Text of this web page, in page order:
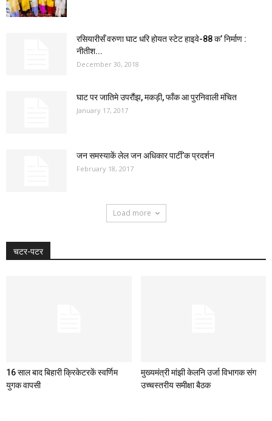
रसियारीसँ वरुणा घाट धरि होयत स्टेट हाइवे-88 क’ निर्माण :
नीतीश...
December 30, 2018
घाट पर जातिमे उपरौंझ, मकड़ी, फाँक आ पुरनिवाली मंचित
January 17, 2017
जन समस्याकें लेल जन अधिकार पार्टी’क प्रदर्शन
February 18, 2017
Load more
चटर-पटर
16 साल बाद बिहारी क्रिकेटरकें स्वर्णिम
युगक वापसी
मुख्यमंत्री मांझी केलनि उर्जा विभागक संग
उच्चस्तरीय समीक्षा बैठक